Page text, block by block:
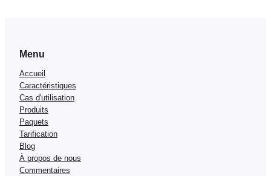
Menu
Accueil
Caractéristiques
Cas d'utilisation
Produits
Paquets
Tarification
Blog
À propos de nous
Commentaires